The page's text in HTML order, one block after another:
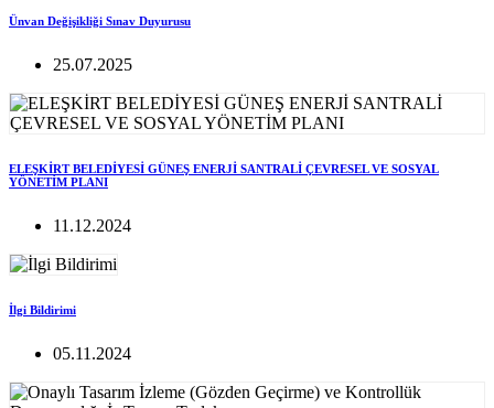
Ünvan Değişikliği Sınav Duyurusu
25.07.2025
ELEŞKİRT BELEDİYESİ GÜNEŞ ENERJİ SANTRALİ ÇEVRESEL VE SOSYAL
YÖNETİM PLANI
11.12.2024
İlgi Bildirimi
05.11.2024